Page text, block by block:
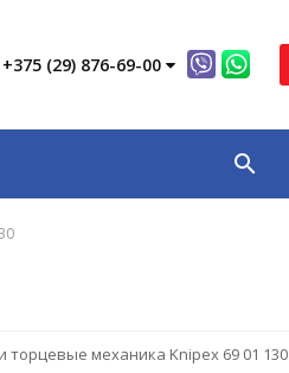
+375 (29) 876-69-00
торцевые механика Knipex 69 01 130